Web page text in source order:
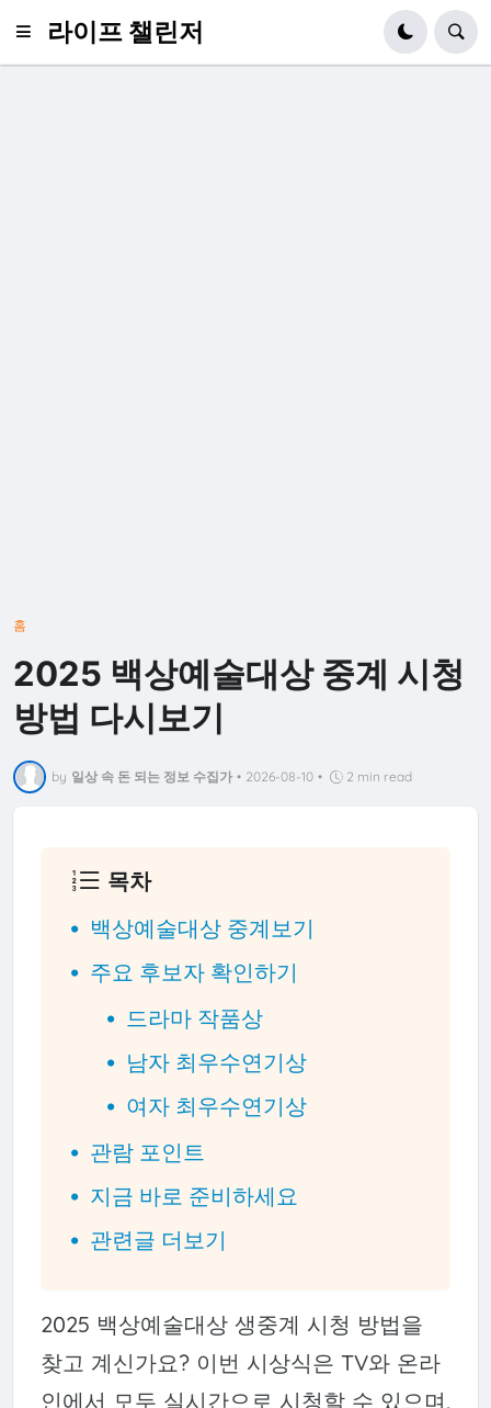
라이프 챌린저
홈
2025 백상예술대상 중계 시청
방법 다시보기
by 일상 속 돈 되는 정보 수집가 • 2026-08-10 • 2 min read
목차
백상예술대상 중계보기
주요 후보자 확인하기
드라마 작품상
남자 최우수연기상
여자 최우수연기상
관람 포인트
지금 바로 준비하세요
관련글 더보기
2025 백상예술대상 생중계 시청 방법을
찾고 계신가요? 이번 시상식은 TV와 온라
인에서 모두 실시간으로 시청할 수 있으며,